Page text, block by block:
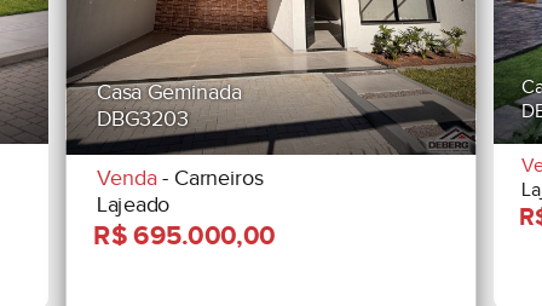
Casa Geminada
DBG3203
Venda- Carneiros
Lajeado